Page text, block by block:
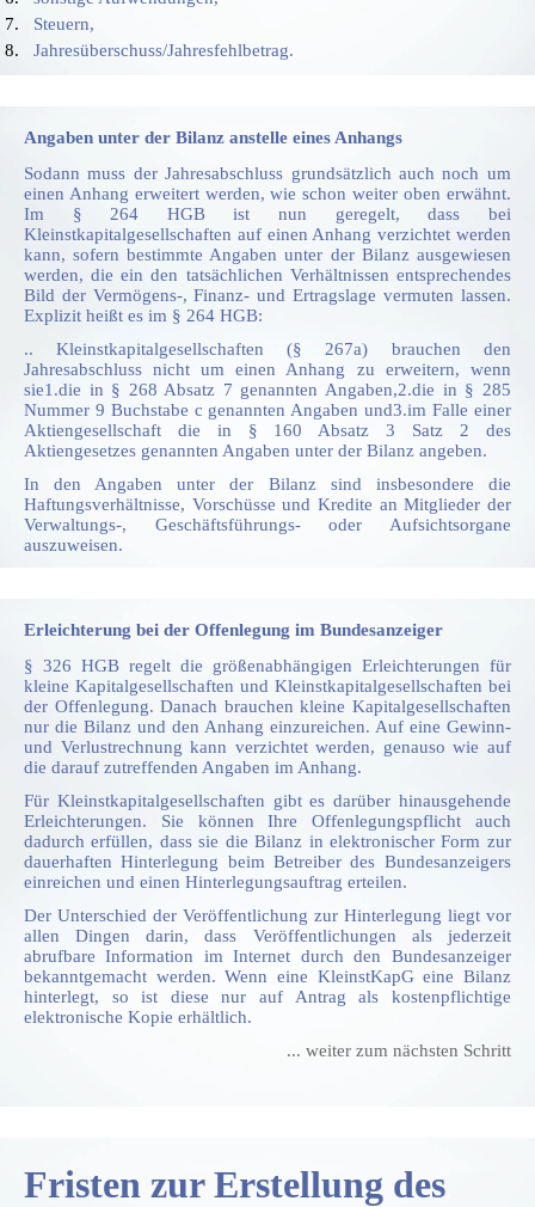
Steuern,
Jahresüberschuss/Jahresfehlbetrag.
Angaben unter der Bilanz anstelle eines Anhangs
Sodann muss der Jahresabschluss grundsätzlich auch noch um
einen Anhang erweitert werden, wie schon weiter oben erwähnt.
Im § 264 HGB ist nun geregelt, dass bei
Kleinstkapitalgesellschaften auf einen Anhang verzichtet werden
kann, sofern bestimmte Angaben unter der Bilanz ausgewiesen
werden, die ein den tatsächlichen Verhältnissen entsprechendes
Bild der Vermögens-, Finanz- und Ertragslage vermuten lassen.
Explizit heißt es im § 264 HGB:
.. Kleinstkapitalgesellschaften (§ 267a) brauchen den
Jahresabschluss nicht um einen Anhang zu erweitern, wenn
sie1.die in § 268 Absatz 7 genannten Angaben,2.die in § 285
Nummer 9 Buchstabe c genannten Angaben und3.im Falle einer
Aktiengesellschaft die in § 160 Absatz 3 Satz 2 des
Aktiengesetzes genannten Angaben unter der Bilanz angeben.
In den Angaben unter der Bilanz sind insbesondere die
Haftungsverhältnisse, Vorschüsse und Kredite an Mitglieder der
Verwaltungs-, Geschäftsführungs- oder Aufsichtsorgane
auszuweisen.
Erleichterung bei der Offenlegung im Bundesanzeiger
§ 326 HGB regelt die größenabhängigen Erleichterungen für
kleine Kapitalgesellschaften und Kleinstkapitalgesellschaften bei
der Offenlegung. Danach brauchen kleine Kapitalgesellschaften
nur die Bilanz und den Anhang einzureichen. Auf eine Gewinn-
und Verlustrechnung kann verzichtet werden, genauso wie auf
die darauf zutreffenden Angaben im Anhang.
Für Kleinstkapitalgesellschaften gibt es darüber hinausgehende
Erleichterungen. Sie können Ihre Offenlegungspflicht auch
dadurch erfüllen, dass sie die Bilanz in elektronischer Form zur
dauerhaften Hinterlegung beim Betreiber des Bundesanzeigers
einreichen und einen Hinterlegungsauftrag erteilen.
Der Unterschied der Veröffentlichung zur Hinterlegung liegt vor
allen Dingen darin, dass Veröffentlichungen als jederzeit
abrufbare Information im Internet durch den Bundesanzeiger
bekanntgemacht werden. Wenn eine KleinstKapG eine Bilanz
hinterlegt, so ist diese nur auf Antrag als kostenpflichtige
elektronische Kopie erhältlich.
... weiter zum nächsten Schritt
Fristen zur Erstellung des